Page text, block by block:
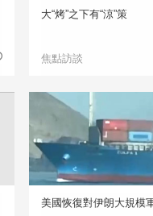
大“烤”之下有“涼”策
焦點訪談
美國恢復對伊朗大規模